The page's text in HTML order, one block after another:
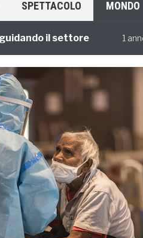
SPETTACOLO MONDO
il settore 1 annofa